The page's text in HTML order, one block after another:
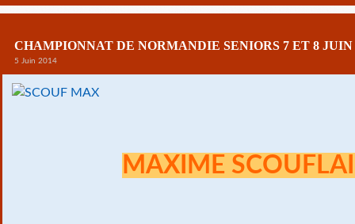
CHAMPIONNAT DE NORMANDIE SENIORS 7 ET 8 JUIN
5 Juin 2014
MAXIME